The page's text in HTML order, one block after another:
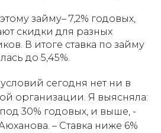
займу– 7,2% годовых,
скидки для разных
В итоге ставка по займу
до 5,45%.
сегодня нет ни в
организации. Я выясняла:
под 30% годовых, и выше, -
– Ставка ниже 6%